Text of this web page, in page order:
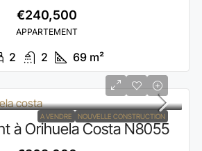
€240,500
APPARTEMENT
2 2 69 m²
A VENDRE NOUVELLE CONSTRUCTION
à Orihuela Costa N8055